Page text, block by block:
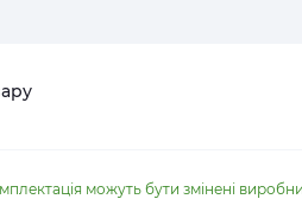
можуть бути змінені